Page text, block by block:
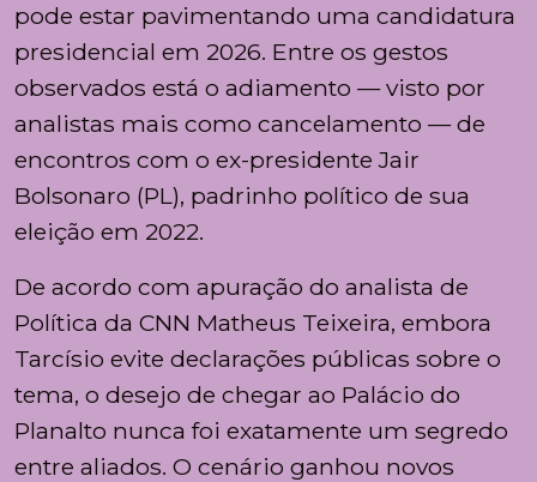
pode estar pavimentando uma candidatura
presidencial em 2026. Entre os gestos
observados está o adiamento — visto por
analistas mais como cancelamento — de
encontros com o ex-presidente Jair
Bolsonaro (PL), padrinho político de sua
eleição em 2022.
De acordo com apuração do analista de
Política da CNN Matheus Teixeira, embora
Tarcísio evite declarações públicas sobre o
tema, o desejo de chegar ao Palácio do
Planalto nunca foi exatamente um segredo
entre aliados. O cenário ganhou novos